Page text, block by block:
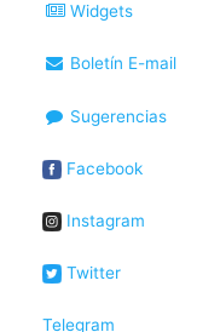
Widgets
Boletín E-mail
Sugerencias
Facebook
Instagram
Twitter
Telegram